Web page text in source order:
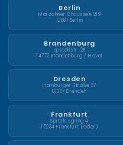
Berlin
Marzahner Chaussee 219
12681 Berlin
Brandenburg
Upstallstr. 2B
14772 Brandenburg / Havel
Dresden
Hamburger Straße 37
01067 Dresden
Frankfurt
Spitzkrugring 4
15234 Frankfurt (Oder)